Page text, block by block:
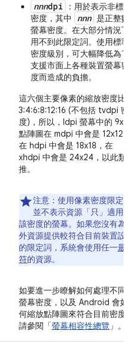
nnndpi
：用於表示非標準
密度，其中
nnn 是正整數
螢幕密度。在大部分情況下
用不到此限定詞。使用標準
密度級別，可大幅降低為了
支援市面上各種裝置螢幕密
度而造成的負擔。
這六個主要像素的縮放密度比
3:4:6:8:12:16 (不包括 tvdpi 密
度)，所以，ldpi 螢幕中的 9x9
點陣圖在 mdpi 中會是 12x12，
在 hdpi 中會是 18x18，在
xhdpi 中會是 24x24，以此類
推。
注意： 使用像素密度限定詞
並不表示資源「只」 適用於
該密度的螢幕。如果您沒有為
外資源提供較符合目前裝置設
的限定詞，系統會使用任一最
符的資源。
如要進一步瞭解如何處理不同
螢幕密度，以及 Android 會如
何縮放點陣圖來符合目前密度
請參閱「螢幕相容性總覽 」。